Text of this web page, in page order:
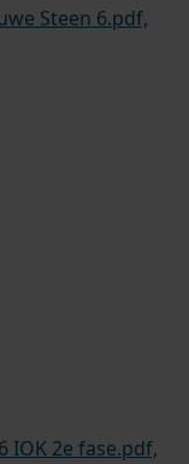
Steen 6.pdf,
IOK 2e fase.pdf,